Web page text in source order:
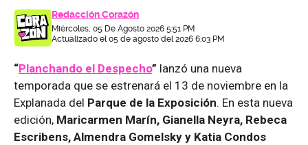
Redacción Corazón
Miércoles, 05 De Agosto 2026 5:51 PM
Actualizado el 05 de agosto del 2026 6:03 PM
“Planchando el Despecho” lanzó una nueva
temporada que se estrenará el 13 de noviembre en la
Explanada del Parque de la Exposición. En esta nueva
edición, Maricarmen Marín, Gianella Neyra, Rebeca
Escribens, Almendra Gomelsky y Katia Condos